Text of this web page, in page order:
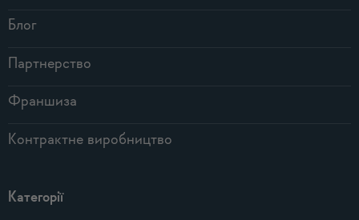
Блог
Партнерство
Франшиза
Контрактне виробництво
Категорії